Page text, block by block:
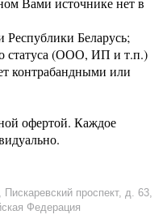
Республики Беларусь;
статуса (ООО, ИП и т.п.)
контрабандными или
офертой. Каждое
проспект, д. 63,
Федерация